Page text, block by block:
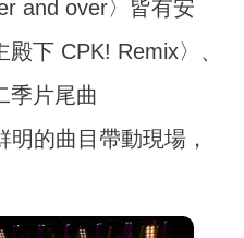
and over〉皆有安
下 CPK! Remix〉、
季片尾曲
明的曲目帶動現場，